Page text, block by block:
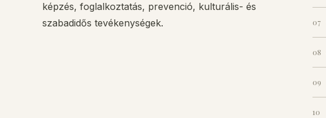
képzés, foglalkoztatás, prevenció, kulturális- és
szabadidős tevékenységek.
07
08
09
10